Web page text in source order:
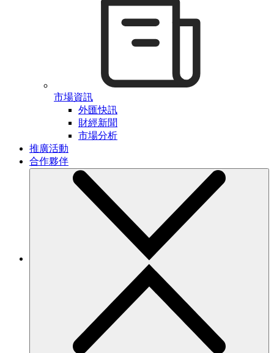
市場資訊
外匯快訊
財經新聞
市場分析
推廣活動
合作夥伴